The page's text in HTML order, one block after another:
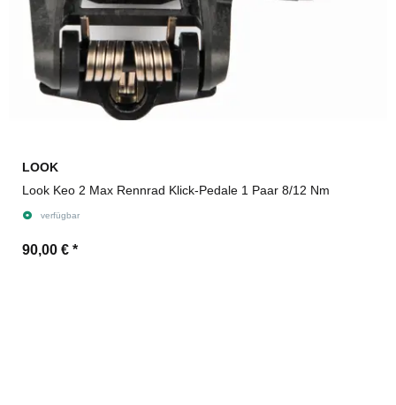
LOOK
Look Keo 2 Max Rennrad Klick-Pedale 1 Paar 8/12 Nm
verfügbar
90,00 € *